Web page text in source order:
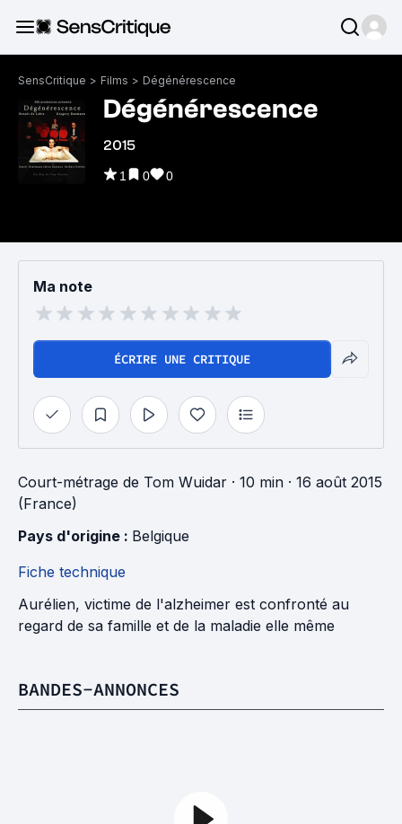
SensCritique > Films > Dégénérescence
Dégénérescence
2015
1 0 0
Ma note
ÉCRIRE UNE CRITIQUE
Court-métrage de Tom Wuidar · 10 min · 16 août 2015
(France)
Pays d'origine : Belgique
Fiche technique
Aurélien, victime de l'alzheimer est confronté au
regard de sa famille et de la maladie elle même
BANDES-ANNONCES